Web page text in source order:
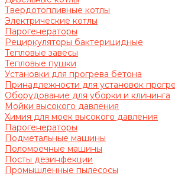
Твердотопливные котлы
Электрические котлы
Парогенераторы
Рециркуляторы бактерицидные
Тепловые завесы
Тепловые пушки
Установки для прогрева бетона
Принадлежности для установок
Оборудование для уборки и клининга
Мойки высокого давления
Химия для моек высокого давления
Парогенераторы
Подметальные машины
Поломоечные машины
Посты дезинфекции
Промышленные пылесосы